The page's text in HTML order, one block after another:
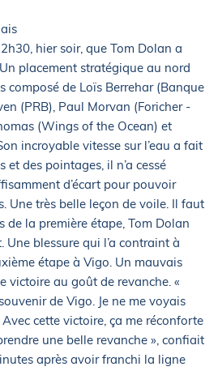
hier soir, que Tom Dolan a
placement stratégique au nord
composé de Loïs Berrehar (Banque
(PRB), Paul Morvan (Foricher -
(Wings of the Ocean) et
incroyable vitesse sur l’eau a fait
et des pointages, il n’a cessé
d’écart pour pouvoir
Une très belle leçon de voile. Il faut
de la première étape, Tom Dolan
Une blessure qui l’a contraint à
étape à Vigo. Un mauvais
victoire au goût de revanche. «
de Vigo. Je ne me voyais
cette victoire, ça me réconforte
une belle revanche », confiait
après avoir franchi la ligne